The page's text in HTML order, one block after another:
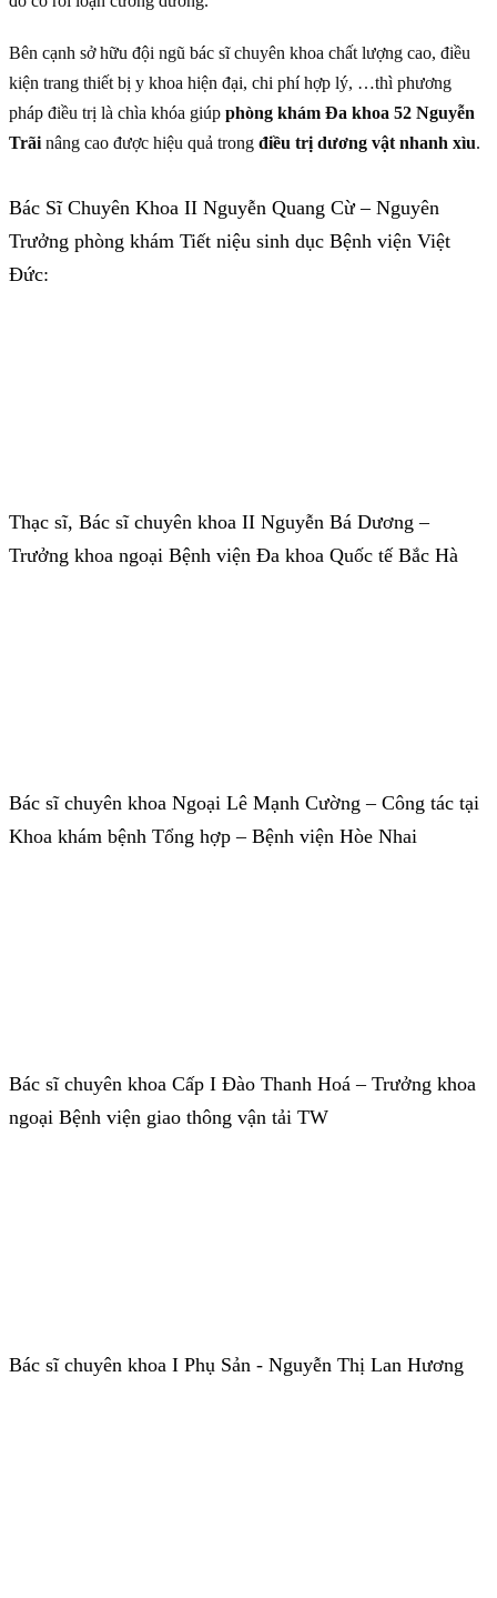
Bên cạnh sở hữu đội ngũ bác sĩ chuyên khoa chất lượng cao, điều
kiện trang thiết bị y khoa hiện đại, chi phí hợp lý, …thì phương
pháp điều trị là chìa khóa giúp phòng khám Đa khoa 52 Nguyễn
Trãi nâng cao được hiệu quả trong điều trị dương vật nhanh xìu.
Bác Sĩ Chuyên Khoa II Nguyễn Quang Cừ – Nguyên
Trưởng phòng khám Tiết niệu sinh dục Bệnh viện Việt
Đức:
Thạc sĩ, Bác sĩ chuyên khoa II Nguyễn Bá Dương –
Trưởng khoa ngoại Bệnh viện Đa khoa Quốc tế Bắc Hà
Bác sĩ chuyên khoa Ngoại Lê Mạnh Cường – Công tác tại
Khoa khám bệnh Tổng hợp – Bệnh viện Hòe Nhai
Bác sĩ chuyên khoa Cấp I Đào Thanh Hoá – Trưởng khoa
ngoại Bệnh viện giao thông vận tải TW
Bác sĩ chuyên khoa I Phụ Sản - Nguyễn Thị Lan Hương